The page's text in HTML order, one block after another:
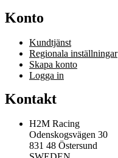
Konto
Kundtjänst
Regionala inställningar
Skapa konto
Logga in
Kontakt
H2M Racing
Odenskogsvägen 30
831 48 Östersund